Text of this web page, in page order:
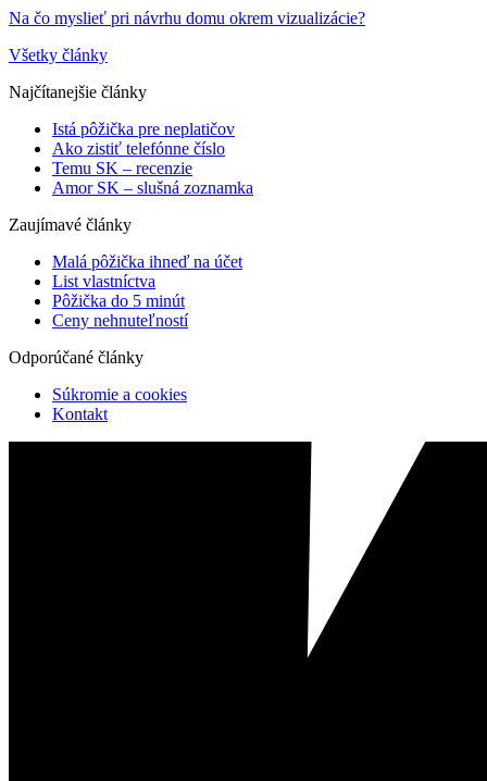
Na čo myslieť pri návrhu domu okrem vizualizácie?
Všetky články
Najčítanejšie články
Istá pôžička pre neplatičov
Ako zistiť telefónne číslo
Temu SK – recenzie
Amor SK – slušná zoznamka
Zaujímavé články
Malá pôžička ihneď na účet
List vlastníctva
Pôžička do 5 minút
Ceny nehnuteľností
Odporúčané články
Súkromie a cookies
Kontakt